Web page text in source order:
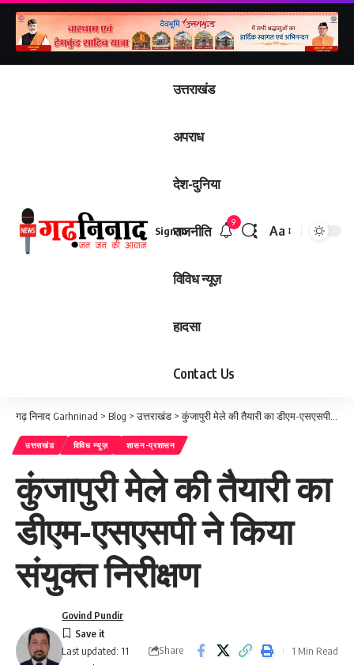
उत्तराखंड
अपराध
देश-दुनिया
राजनीति
विविध न्यूज़
हादसा
Contact Us
Sign In
9
Font
Aa
गढ़ निनाद Garhninad > Blog >उत्तराखंड >कुंजापुरी मेले की तैयारी का डीएम-एसएसपी ने किया संयुक्त निरीक्षण
उत्तराखंड विविध न्यूज़ शासन-प्रशासन
कुंजापुरी मेले की तैयारी का
डीएम-एसएसपी ने किया
संयुक्त निरीक्षण
Last updated: 11
Govind Pundir
Share 1 Min Read